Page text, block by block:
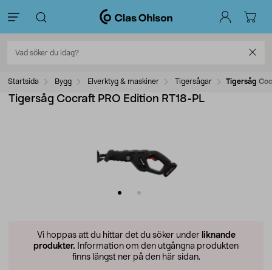
Startsida Bygg Elverktyg & maskiner Tigersågar Tigersåg
Tigersåg Cocraft PRO Edition RT18-PL
Vi hoppas att du hittar det du söker under liknande
produkter. Information om den utgångna produkten
finns längst ner på den här sidan.